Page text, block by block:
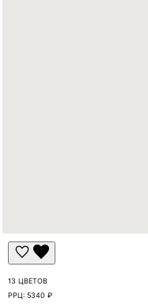
13 ЦВЕТОВ
РРЦ:5340 ₽